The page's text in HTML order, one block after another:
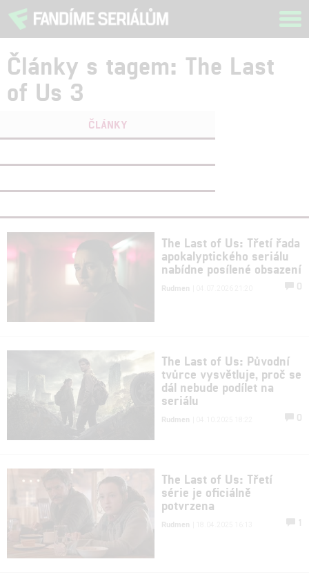
Články s tagem: The Last
of Us 3
ČLÁNKY
The Last of Us: Třetí řada
apokalyptického seriálu
nabídne posílené obsazení
Rudmen 0
The Last of Us: Původní
tvůrce vysvětluje, proč se
dál nebude podílet na
seriálu
Rudmen 0
The Last of Us: Třetí
série je oficiálně
potvrzena
Rudmen 1